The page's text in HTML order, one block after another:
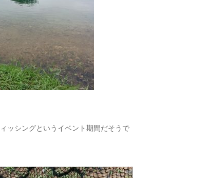
ッシングというイベント期間だそうで